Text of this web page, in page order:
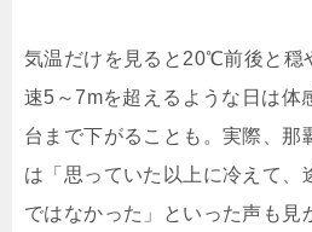
気温だけを見ると20℃前後と穏
速5～7mを超えるような日は
台まで下がることも。実際、那
は「思っていた以上に冷えて、
ではなかった」といった声も見